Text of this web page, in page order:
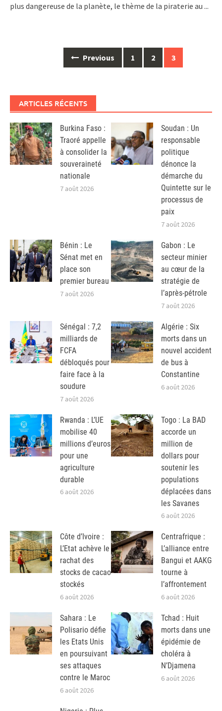
plus dangereuse de la planète, le thème de la piraterie au ...
Previous 1 2 3
ARTICLES RÉCENTS
Burkina Faso :
Traoré appelle
à consolider la
souveraineté
nationale
7 août 2026
Soudan : Un
responsable
politique
dénonce la
démarche du
Quintette sur le
processus de
paix
7 août 2026
Bénin : Le
Sénat met en
place son
premier bureau
7 août 2026
Gabon : Le
secteur minier
au cœur de la
stratégie de
l’après-pétrole
7 août 2026
Sénégal : 7,2
milliards de
FCFA
débloqués pour
faire face à la
soudure
7 août 2026
Algérie : Six
morts dans un
nouvel accident
de bus à
Constantine
6 août 2026
Rwanda : L’UE
mobilise 40
millions d’euros
pour une
agriculture
durable
6 août 2026
Togo : La BAD
accorde un
million de
dollars pour
soutenir les
populations
déplacées dans
les Savanes
6 août 2026
Côte d’Ivoire :
L’Etat achève le
rachat des
stocks de cacao
stockés
6 août 2026
Centrafrique :
L’alliance entre
Bangui et AAKG
tourne à
l’affrontement
6 août 2026
Sahara : Le
Polisario défie
les Etats Unis
en poursuivant
ses attaques
contre le Maroc
6 août 2026
Tchad : Huit
morts dans une
épidémie de
choléra à
N’Djamena
6 août 2026